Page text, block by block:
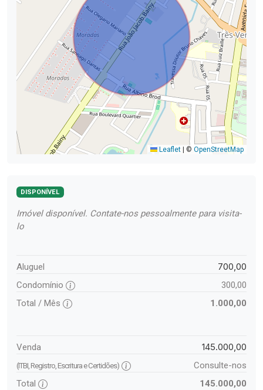
Leaflet © OpenStreetMap
DISPONÍVEL
Imóvel disponível. Contate-nos pessoalmente para visita-
lo
Aluguel 700,00
Condomínio
300,00
Total / Mês
1.000,00
Venda 145.000,00
(ITBI, Registro, Escritura e Certidões)
Consulte-nos
Total
145.000,00